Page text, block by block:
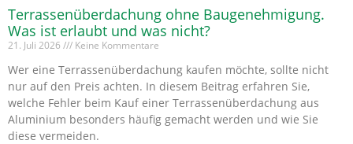
Terrassenüberdachung ohne Baugenehmigung.
Was ist erlaubt und was nicht?
21. Juli 2026 Keine Kommentare
Wer eine Terrassenüberdachung kaufen möchte, sollte nicht
nur auf den Preis achten. In diesem Beitrag erfahren Sie,
welche Fehler beim Kauf einer Terrassenüberdachung aus
Aluminium besonders häufig gemacht werden und wie Sie
diese vermeiden.